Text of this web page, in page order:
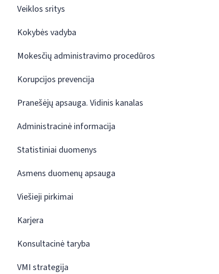
Veiklos sritys
Kokybės vadyba
Mokesčių administravimo procedūros
Korupcijos prevencija
Pranešėjų apsauga. Vidinis kanalas
Administracinė informacija
Statistiniai duomenys
Asmens duomenų apsauga
Viešieji pirkimai
Karjera
Konsultacinė taryba
VMI strategija